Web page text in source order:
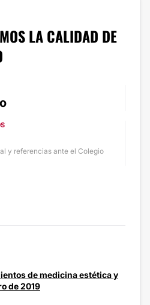
LA CALIDAD DE
y referencias ante el Colegio
de medicina estética y
de 2019